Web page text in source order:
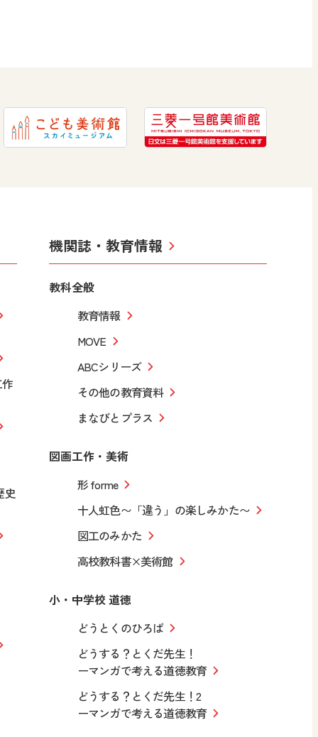
史
機関誌・教育情報
教科全般
教育情報
MOVE
ABCシリーズ
その他の教育資料
まなびとプラス
図画工作・美術
形 forme
十人虹色〜「違う」の楽しみかた〜
図工のみかた
高校教科書×美術館
小・中学校 道徳
どうとくのひろば
どうする？とくだ先生！
ーマンガで考える道徳教育
どうする？とくだ先生！2
ーマンガで考える道徳教育